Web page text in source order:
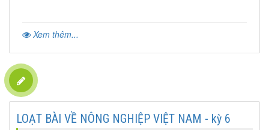
Xem thêm...
LOẠT BÀI VỀ NÔNG NGHIỆP VIỆT NAM - kỳ 6